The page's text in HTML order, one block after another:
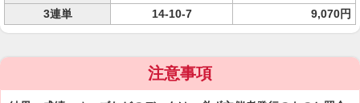
3連単
14-10-7 9,070円
注意事項